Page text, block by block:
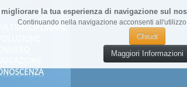
la tua esperienza di navigazione sul
Continuando nella navigazione acconsenti
Chiudi
Maggiori Informazioni